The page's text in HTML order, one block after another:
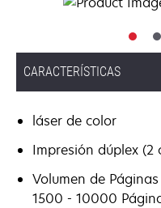
CARACTERÍSTICAS
láser de color
Impresión dúplex (2
Volumen de
1500 - 10000